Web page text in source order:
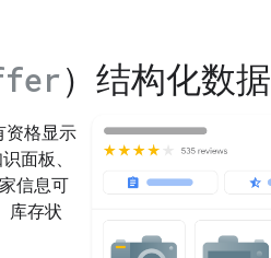
）结构化数据
资格显示
面板、
信息可
库存状